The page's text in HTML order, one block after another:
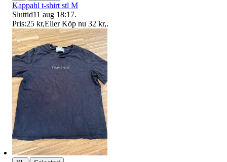
Kappahl t-shirt stl M
Sluttid11 aug 18:17.
Pris:25 kr,Eller Köp nu 32 kr,.